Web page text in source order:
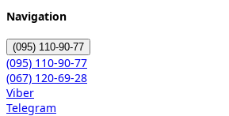
Navigation
(095) 110-90-77
(095) 110-90-77
(067) 120-69-28
Viber
Telegram